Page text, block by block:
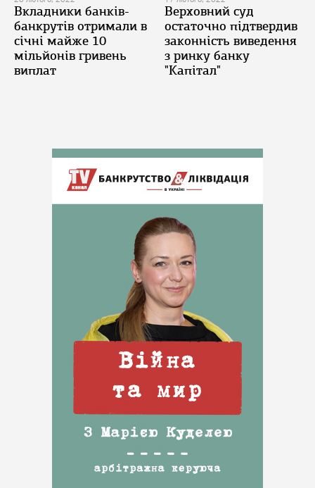
Вкладники банків-
банкрутів отримали в
січні майже 10
мільйонів гривень
виплат
Верховний суд
остаточно підтвердив
законність виведення
з ринку банку
"Капітал"